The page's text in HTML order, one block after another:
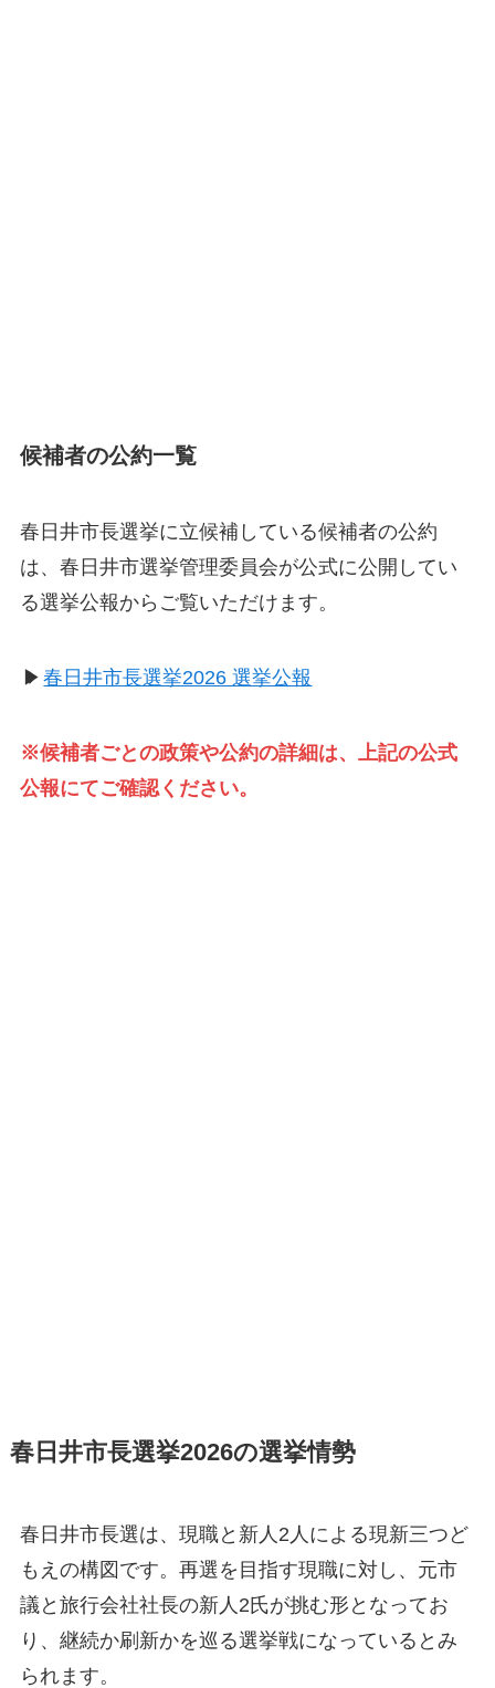
候補者の公約一覧
春日井市長選挙に立候補している候補者の公約
は、春日井市選挙管理委員会が公式に公開してい
る選挙公報からご覧いただけます。
▶ 春日井市長選挙2026 選挙公報
※候補者ごとの政策や公約の詳細は、上記の公式
公報にてご確認ください。
春日井市長選挙2026の選挙情勢
春日井市長選は、現職と新人2人による現新三つど
もえの構図です。再選を目指す現職に対し、元市
議と旅行会社社長の新人2氏が挑む形となってお
り、継続か刷新かを巡る選挙戦になっているとみ
られます。